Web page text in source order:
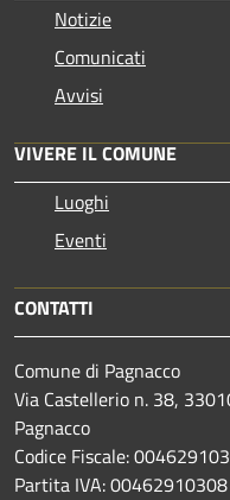
Notizie
Comunicati
Avvisi
VIVERE IL COMUNE
Luoghi
Eventi
CONTATTI
Comune di Pagnacco
Via Castellerio n. 38,
Pagnacco
Codice Fiscale:
Partita IVA: 00462910308